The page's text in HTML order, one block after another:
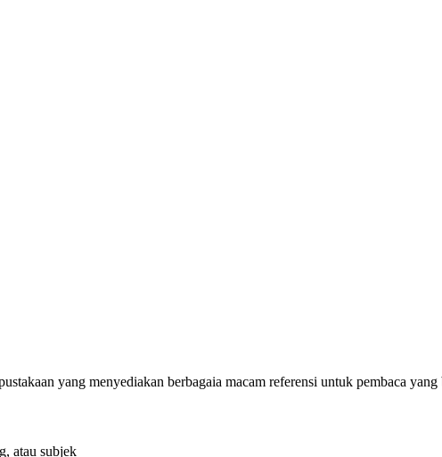
yang menyediakan berbagaia macam referensi untuk pembaca yang
atau subjek